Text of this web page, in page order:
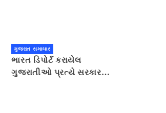
ગુજરાત સમાચાર
ભારત ડિપોર્ટ કરાયેલ
ગુજરાતીઓ પ્રત્યે સરકાર